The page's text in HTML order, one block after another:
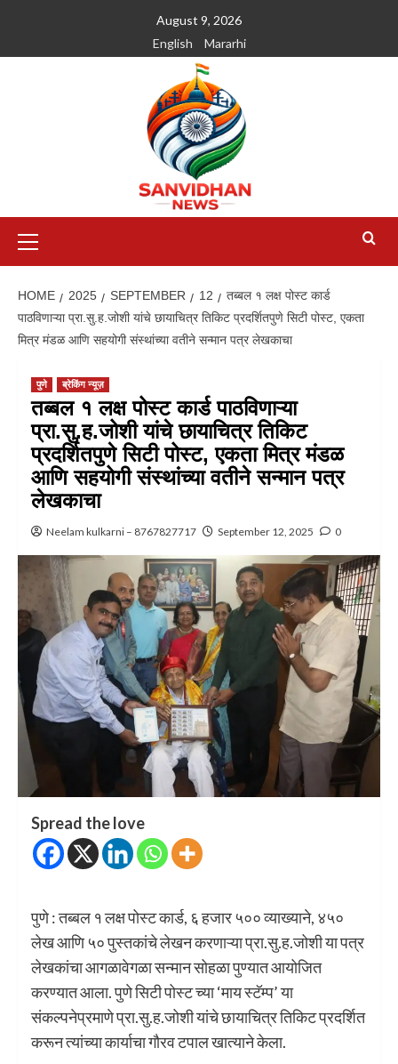
August 9, 2026
English
Mararhi
HOME 2025 SEPTEMBER 12
तब्बल १ लक्ष पोस्ट कार्ड
पाठविणाऱ्या प्रा.सु.ह.जोशी यांचे छायाचित्र तिकिट प्रदर्शितपुणे सिटी पोस्ट, एकता
मित्र मंडळ आणि सहयोगी संस्थांच्या वतीने सन्मान पत्र लेखकाचा
पुणे ब्रेकिंग न्यूज़
तब्बल १ लक्ष पोस्ट कार्ड पाठविणाऱ्या
प्रा.सु.ह.जोशी यांचे छायाचित्र तिकिट
प्रदर्शितपुणे सिटी पोस्ट, एकता मित्र मंडळ
आणि सहयोगी संस्थांच्या वतीने सन्मान पत्र
लेखकाचा
Neelam kulkarni – 8767827717 September 12, 2025 0
Spread the love
पुणे : तब्बल १ लक्ष पोस्ट कार्ड, ६ हजार ५०० व्याख्याने, ४५०
लेख आणि ५० पुस्तकांचे लेखन करणाऱ्या प्रा.सु.ह.जोशी या पत्र
लेखकांचा आगळावेगळा सन्मान सोहळा पुण्यात आयोजित
करण्यात आला. पुणे सिटी पोस्ट च्या ‘माय स्टॅम्प’ या
संकल्पनेप्रमाणे प्रा.सु.ह.जोशी यांचे छायाचित्र तिकिट प्रदर्शित
करून त्यांच्या कार्याचा गौरव टपाल खात्याने केला.